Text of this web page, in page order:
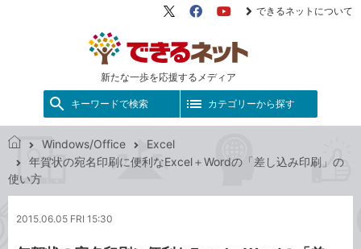
新たな一歩を応援するメディア
X（旧
FacebookYouTube
できるネットについて
キーワードで検索 カテゴリーから探す
で
き
ッ
Windows/Office
Excel
年賀状の宛名印刷に便利なExcel＋Wordの「差し込み印刷」の
使い方
2015.06.05 FRI 15:30